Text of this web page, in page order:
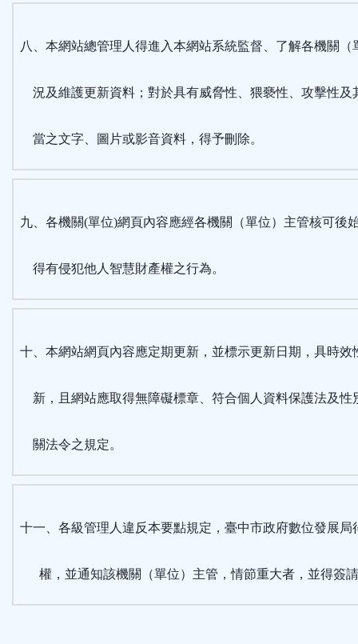
八、本網站總管理人得進入本網站系統監督、了解各機關（
況及維護更新資料；對於具有威脅性、猥褻性、攻擊性及
當之文字、圖片或影音資料，得予刪除。
九、各機關(單位)網頁內容應經各機關（單位）主管核可後
得有侵犯他人智慧財產權之行為。
十、本網站網頁內容應定期更新，並標示更新日期，具時效
新，且網站應取得無障礙標章、符合個人資料保護法及性
關法令之規定。
十一、各級管理人違反本要點規定，臺中市政府數位發展局
權，並通知該機關（單位）主管，情節重大者，並得簽